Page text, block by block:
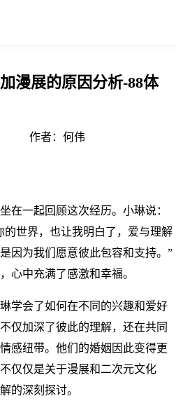
漫展的原因分析-88体
作者： 何伟
在一起回顾这次经历。小琳说：
的世界，也让我明白了，爱与理解
因为我们愿意彼此包容和支持。”
心中充满了感激和幸福。
学会了如何在不同的兴趣和爱好
仅加深了彼此的理解，还在共同
感纽带。他们的婚姻因此变得更
仅仅是关于漫展和二次元文化
的深刻探讨。